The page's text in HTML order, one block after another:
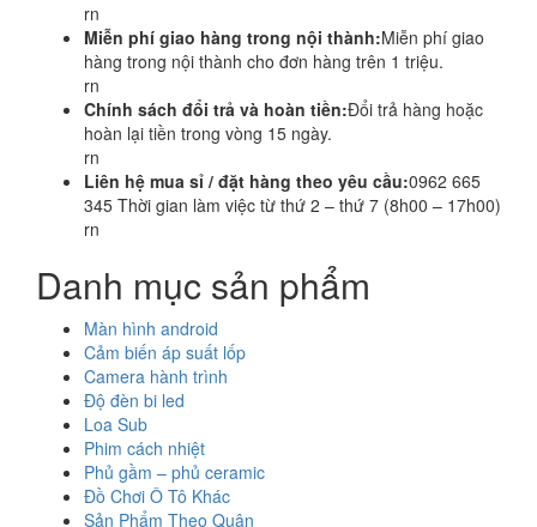
rn
Miễn phí giao hàng trong nội thành:Miễn phí giao
hàng trong nội thành cho đơn hàng trên 1 triệu.
rn
Chính sách đổi trả và hoàn tiền:Đổi trả hàng hoặc
hoàn lại tiền trong vòng 15 ngày.
rn
Liên hệ mua sỉ / đặt hàng theo yêu cầu:0962 665
345 Thời gian làm việc từ thứ 2 – thứ 7 (8h00 – 17h00)
rn
Danh mục sản phẩm
Màn hình android
Cảm biến áp suất lốp
Camera hành trình
Độ đèn bi led
Loa Sub
Phim cách nhiệt
Phủ gầm – phủ ceramic
Đồ Chơi Ô Tô Khác
Sản Phẩm Theo Quận